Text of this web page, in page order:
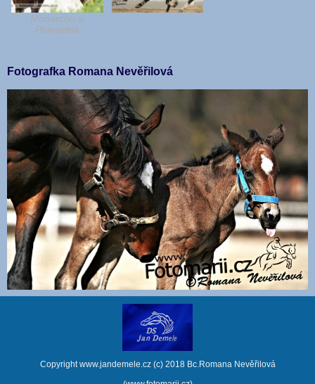
Monarcho a
Poinsettia
Fotografka Romana Nevěřilová
Copyright www.jandemele.cz (c) 2018 Bc.Romana Nevěřilová